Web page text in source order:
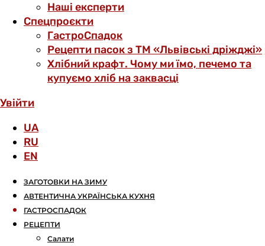
Наші експерти
Спецпроєкти
ГастроСпадок
Рецепти пасок з ТМ «Львівські дріжджі»
Хлібний крафт. Чому ми їмо, печемо та
купуємо хліб на заквасці
Увійти
UA
RU
EN
ЗАГОТОВКИ НА ЗИМУ
АВТЕНТИЧНА УКРАЇНСЬКА КУХНЯ
ГАСТРОСПАДОК
РЕЦЕПТИ
Салати